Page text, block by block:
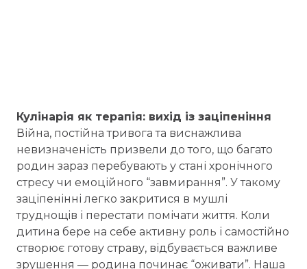
Кулінарія як терапія: вихід із заціпеніння
Війна, постійна тривога та виснажлива
невизначеність призвели до того, що багато
родин зараз перебувають у стані хронічного
стресу чи емоційного “завмирання”. У такому
заціпенінні легко закритися в мушлі
труднощів і перестати помічати життя. Коли
дитина бере на себе активну роль і самостійно
створює готову страву, відбувається важливе
зрушення — родина починає “оживати”. Наша